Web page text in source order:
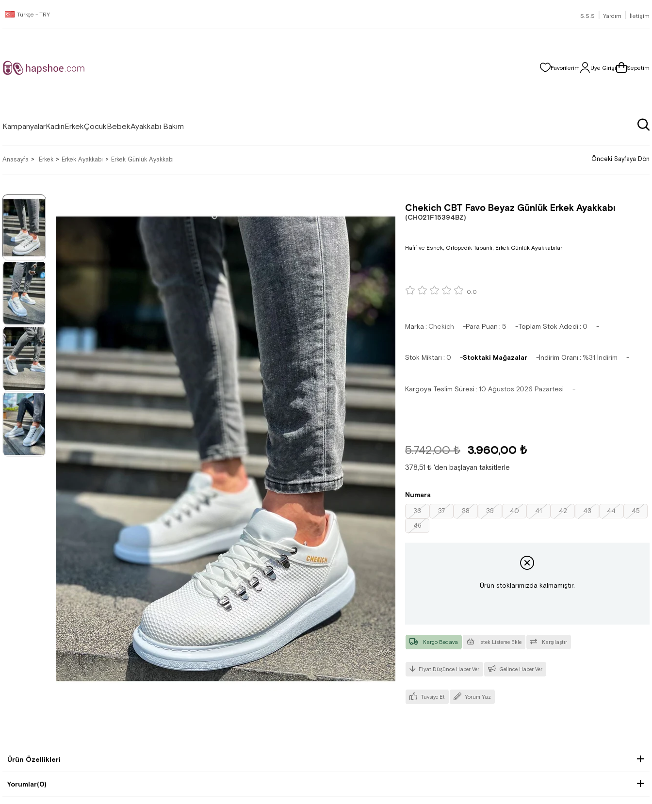
Türkçe - TRY S.S.S | Yardım | İletişim
Favorilerim Üye Girişi Sepetim
KampanyalarKadınErkekÇocukBebekAyakkabı Bakım
Anasayfa Erkek Erkek Ayakkabı Erkek Günlük Ayakkabı Önceki Sayfaya Dön
Chekich CBT Favo Beyaz Günlük Erkek Ayakkabı
(CH021F15394BZ)
Hafif ve Esnek, Ortopedik Tabanlı, Erkek Günlük Ayakkabıları
0.0
Marka : Chekich Para Puan : 5 Toplam Stok Adedi : 0
Stok Miktarı : 0 Stoktaki Mağazalar İndirim Oranı : %31 İndirim
Kargoya Teslim Süresi : 10 Ağustos 2026 Pazartesi
5.742,00 ₺ 3.960,00 ₺
378,51 ₺ 'den başlayan taksitlerle
Numara
36 37 38 39 40 41 42 43 44
45
46
Ürün stoklarımızda kalmamıştır.
İstek Listeme Ekle Karşılaştır
Fiyat Düşünce Haber Ver
Kargo Bedava
Gelince Haber Ver
Tavsiye Et Yorum Yaz
Ürün Özellikleri
Yorumlar(0)